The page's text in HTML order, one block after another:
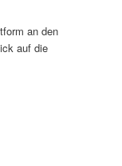
an den
auf die